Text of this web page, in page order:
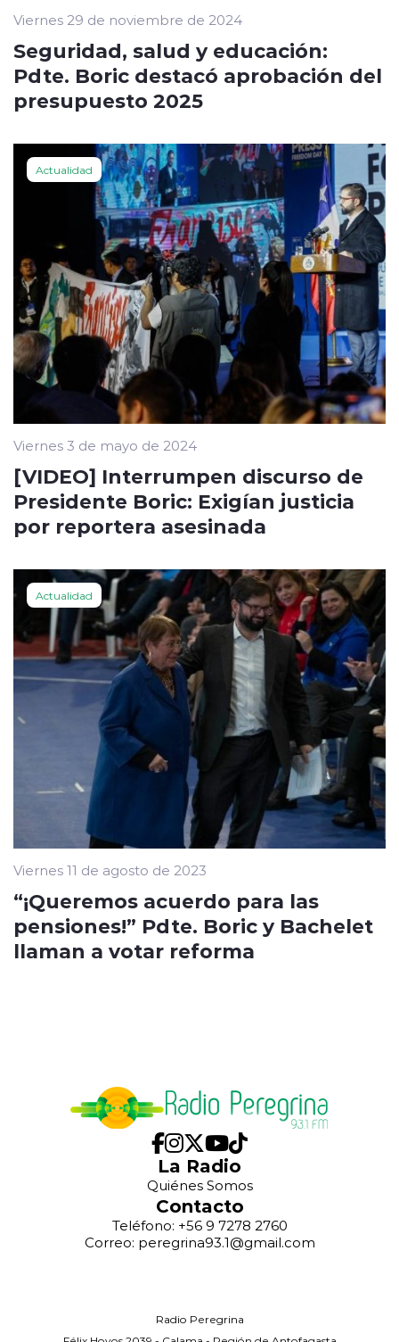
Viernes 29 de noviembre de 2024
Seguridad, salud y educación:
Pdte. Boric destacó aprobación del
presupuesto 2025
Actualidad
Viernes 3 de mayo de 2024
[VIDEO] Interrumpen discurso de
Presidente Boric: Exigían justicia
por reportera asesinada
Actualidad
Viernes 11 de agosto de 2023
“¡Queremos acuerdo para las
pensiones!” Pdte. Boric y Bachelet
llaman a votar reforma
La Radio
Quiénes Somos
Contacto
Teléfono: +56 9 7278 2760
Correo: peregrina93.1@gmail.com
Radio Peregrina